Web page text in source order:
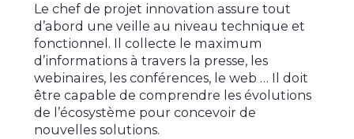
Le chef de projet innovation assure tout
d’abord une veille au niveau technique et
fonctionnel. Il collecte le maximum
d’informations à travers la presse, les
webinaires, les conférences, le web … Il doit
être capable de comprendre les évolutions
de l’écosystème pour concevoir de
nouvelles solutions.